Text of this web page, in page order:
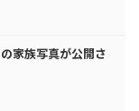
家族写真が公開さ